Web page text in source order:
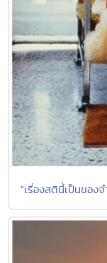
"เรื่องสตินี้เป็นของ